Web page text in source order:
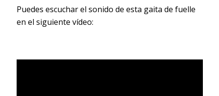
Puedes escuchar el sonido de esta gaita de fuelle
en el siguiente vídeo: